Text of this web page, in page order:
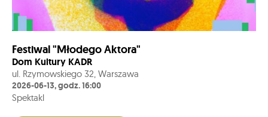
Festiwal "Młodego Aktora"
Dom Kultury KADR
ul. Rzymowskiego 32, Warszawa
2026-06-13, godz. 16:00
Spektakl